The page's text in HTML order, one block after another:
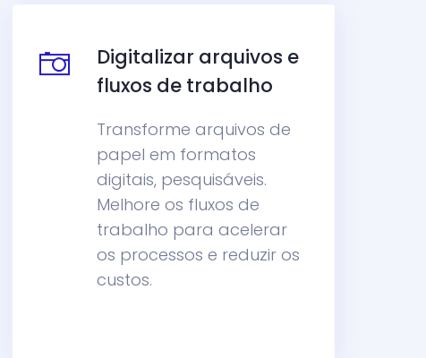
Digitalizar arquivos e
fluxos de trabalho
Transforme arquivos de
papel em formatos
digitais, pesquisáveis.
Melhore os fluxos de
trabalho para acelerar
os processos e reduzir os
custos.